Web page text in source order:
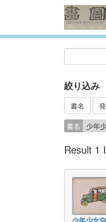
絞り込み
書名
書名 少年
Result 1
少年少女